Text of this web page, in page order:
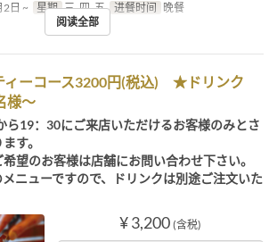
日 ~ 星期 三, 四, 五 进餐时间 晚餐
阅读全部
ィーコース3200円(税込) ★ドリンク
様～
ら19：30にご来店いただけるお客様のみとさ
す。
望のお客様は店舗にお問い合わせ下さい。
ニューですので、ドリンクは別途ご注文いた
¥ 3,200 (含税)